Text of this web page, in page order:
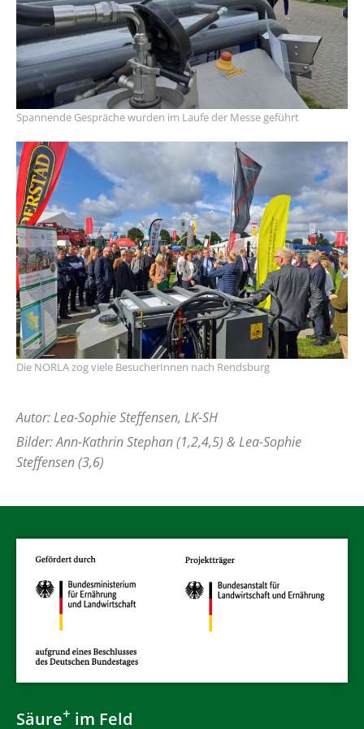
Spannende Gespräche wurden im Laufe der Messe geführt
Die NORLA zog viele BesucherInnen nach Rendsburg
Autor: Lea-Sophie Steffensen, LK-SH
Bilder: Ann-Kathrin Stephan (1,2,4,5) & Lea-Sophie
Steffensen (3,6)
Säure+ im Feld